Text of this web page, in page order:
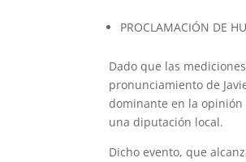
PROCLAMACIÓN DE
Dado que las
pronunciamiento de
dominante en la opinión
una diputación local.
Dicho evento, que